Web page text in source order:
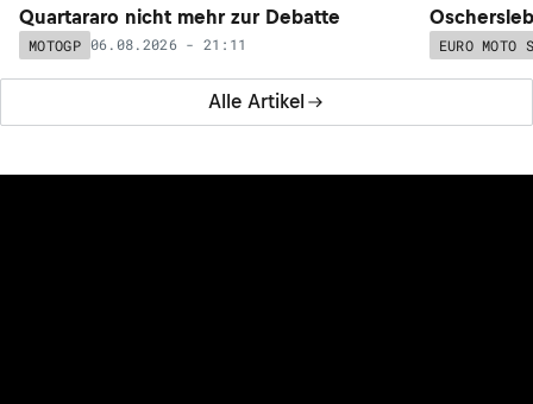
Alle Artikel
Quartararo nicht mehr zur Debatte
MOTOGP 06.08.2026 - 21:11 EURO MOTO